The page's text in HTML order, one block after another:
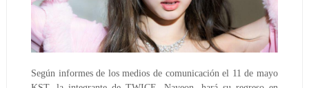
Según informes de los medios de comunicación el 11 de mayo